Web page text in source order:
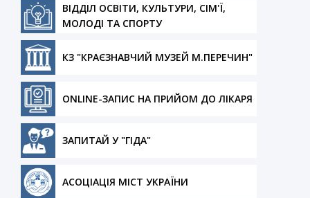
ВІДДІЛ ОСВІТИ, КУЛЬТУРИ, СІМ'Ї,
МОЛОДІ ТА СПОРТУ
КЗ "КРАЄЗНАВЧИЙ МУЗЕЙ М.ПЕРЕЧИН"
ONLINE-ЗАПИС НА ПРИЙОМ ДО ЛІКАРЯ
ЗАПИТАЙ У "ГІДА"
АСОЦІАЦІЯ МІСТ УКРАЇНИ